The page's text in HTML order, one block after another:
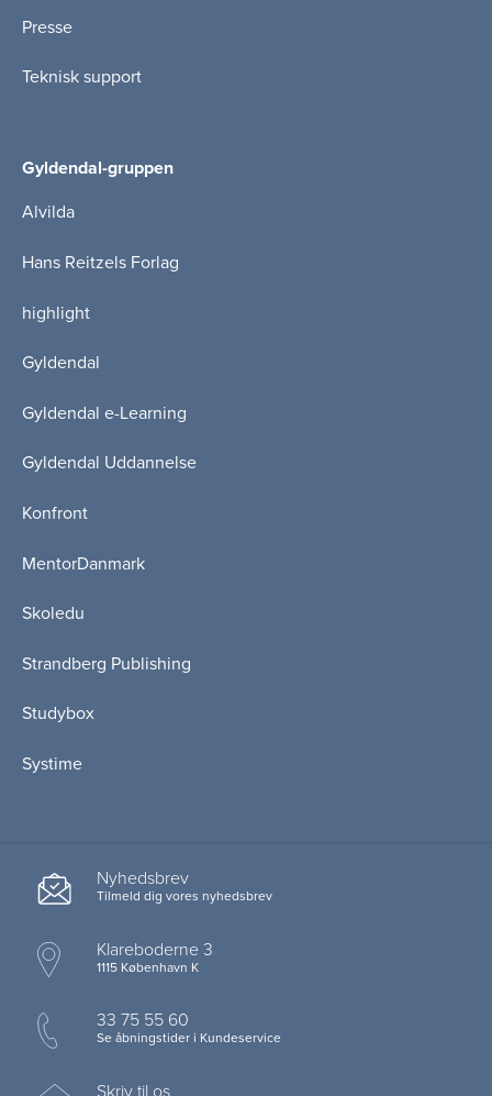
Presse
Teknisk support
Gyldendal-gruppen
Alvilda
Hans Reitzels Forlag
highlight
Gyldendal
Gyldendal e-Learning
Gyldendal Uddannelse
Konfront
MentorDanmark
Skoledu
Strandberg Publishing
Studybox
Systime
Nyhedsbrev
Tilmeld dig vores nyhedsbrev
Klareboderne 3
1115 København K
33 75 55 60
Se åbningstider i Kundeservice
Skriv til os